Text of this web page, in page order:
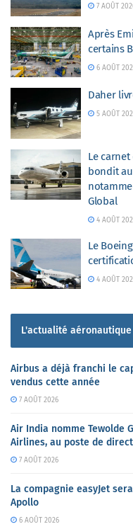
7 AOÛT
Après
certains
6 AOÛT
Daher
5 AOÛT
Le
bondit
Global
4 AOÛT
Le
4 AOÛT
L'actualité
Airbus a déjà franchi le
vendus cette année
7 AOÛT 2026
Air India nomme Tewolde
Airlines, au poste de
7 AOÛT 2026
La compagnie easyJet
Apollo
6 AOÛT 2026